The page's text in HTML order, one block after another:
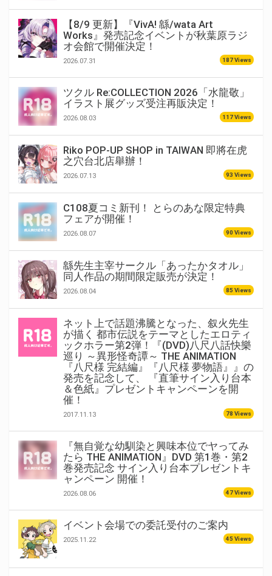
【8/9 更新】『VivA! 緜/wata Art
Works』発売記念イベントが秋葉原ラジ
オ会館で開催決定！
2026.07.31 187 Views
ツクル Re:COLLECTION 2026「水龍敬」
イラスト展グッズ受注再販決定！
2026.08.03 117 Views
Riko POP-UP SHOP in TAIWAN 即將在虎
之穴台北店舉辦！
2026.07.13 93 Views
C108夏コミ新刊！ とらのあな限定特典
フェアが開催！
2026.08.07 90 Views
緜先生主宰サークル「あったかタオル」
同人作品の期間限定販売が決定！
2026.08.04 85 Views
ネット上で話題沸騰となった、叙火先生
が描く 都市伝説をテーマとしたエロティ
ックホラー第2弾！『(DVD)八尺八話快樂
巡り ～異形怪奇譚～ THE ANIMATION
『八尺様 完結編』『八尺様 夢物語』』の
発売を記念して、 『直筆サイン入り台本
＆色紙』プレゼントキャンペーンを開
催！
2017.11.13 78 Views
『無自覚な幼馴染と興味本位でヤってみ
たら THE ANIMATION』DVD 第1巻・第2
巻発売記念 サイン入り台本プレゼントキ
ャンペーン 開催！
2026.08.06 47 Views
イベント会場での委託受付のご案内
2025.11.22 45 Views